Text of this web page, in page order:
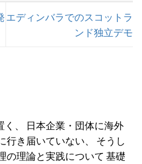
エディンバラでのスコットラ
ンド独立デモ
、 日本企業・団体に海外
行き届いていない、 そうし
の理論と実践について 基礎